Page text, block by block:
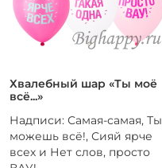
Хвалебный шар «Ты моё
всё...»
Надписи: Самая-самая, Ты
можешь всё!, Сияй ярче
всех и Нет слов, просто